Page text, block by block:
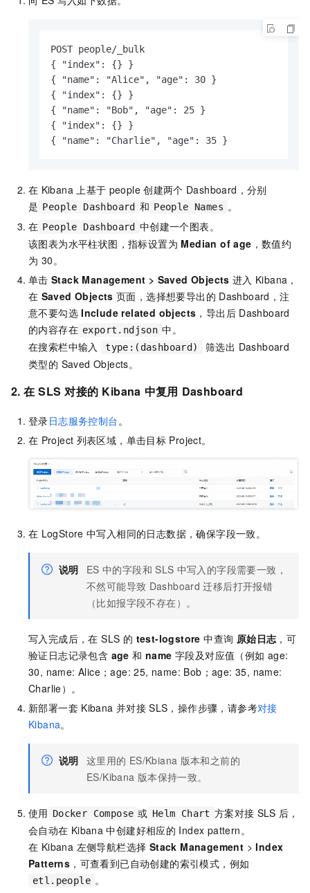
POST people/_bulk
{ "index": {} }
{ "name": "Alice", "age": 30 }
{ "index": {} }
{ "name": "Bob", "age": 25 }
{ "index": {} }
{ "name": "Charlie", "age": 35 }
在 Kibana 上基于 people 创建两个 Dashboard，分别
是 People Dashboard 和 People Names 。
在 People Dashboard 中创建一个图表。
该图表为水平柱状图，指标设置为 Median of age ，数值约
为 30。
单击 Stack Management > Saved Objects 进入 Kibana，
在 Saved Objects 页面，选择想要导出的 Dashboard，注
意不要勾选 Include related objects ，导出后 Dashboard
的内容存在 export.ndjson 中。
在搜索栏中输入
type:(dashboard)
筛选出 Dashboard
类型的 Saved Objects。
2. 在 SLS 对接的 Kibana 中复用 Dashboard
登录日志服务控制台 。
在 Project 列表区域，单击目标 Project。
在 LogStore 中写入相同的日志数据，确保字段一致。
说明 ES 中的字段和 SLS 中写入的字段需要一致，
不然可能导致 Dashboard 迁移后打开报错
（比如报字段不存在）。
写入完成后，在 SLS 的 test-logstore 中查询 原始日志，可
验证日志记录包含 age 和name 字段及对应值（例如 age:
30, name: Alice；age: 25, name: Bob；age: 35, name:
Charlie）。
新部署一套 Kibana 并对接 SLS，操作步骤，请参考对接
Kibana。
说明 这里用的 ES/Kbiana 版本和之前的
ES/Kibana 版本保持一致。
使用 Docker Compose 或 Helm Chart 方案对接 SLS 后，
会自动在 Kibana 中创建好相应的 Index pattern。
在 Kibana 左侧导航栏选择 Stack Management >Index
Patterns ，可查看到已自动创建的索引模式，例如
etl.people 。